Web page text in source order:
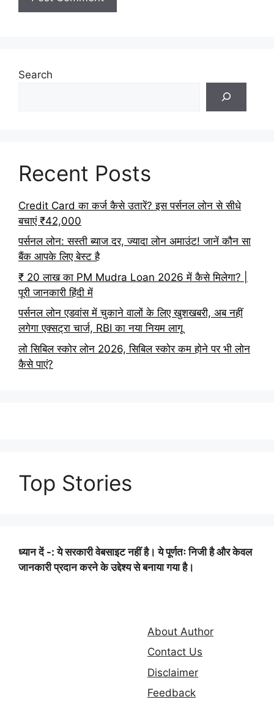
Search
Recent Posts
Credit Card का कर्ज कैसे उतारें? इस पर्सनल लोन से सीधे
बचाएं ₹42,000
पर्सनल लोन: सस्ती ब्याज दर, ज्यादा लोन अमाउंट! जानें कौन सा
बैंक आपके लिए बेस्ट है
₹ 20 लाख का PM Mudra Loan 2026 में कैसे मिलेगा? |
पूरी जानकारी हिंदी में
पर्सनल लोन एडवांस में चुकाने वालों के लिए खुशखबरी, अब नहीं
लगेगा एक्सट्रा चार्ज, RBI का नया नियम लागू
लो सिबिल स्कोर लोन 2026, सिबिल स्कोर कम होने पर भी लोन
कैसे पाएं?
Top Stories
ध्यान दें -: ये सरकारी वेबसाइट नहीं है। ये पूर्णतः निजी है और केवल
जानकारी प्रदान करने के उद्देश्य से बनाया गया है।
About Author
Contact Us
Disclaimer
Feedback